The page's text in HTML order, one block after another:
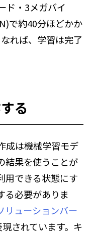
ド・3メガバイ
で約40分ほどかか
れば、学習は完了
る
成は機械学習モデ
結果を使うことが
用できる状態にす
る必要がありま
リューションバー
現されています。キ